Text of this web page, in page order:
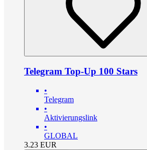
Telegram Top-Up 100 Stars
•
Telegram
•
Aktivierungslink
•
GLOBAL
3.23 EUR